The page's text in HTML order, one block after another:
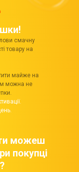
смачну
товару на
майже на
можна не
ти можеш
покупці